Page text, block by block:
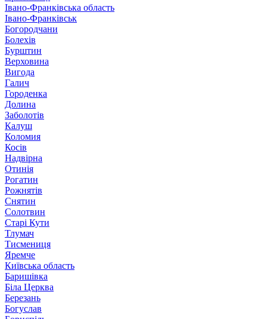
Івано-Франківська область
Івано-Франківськ
Богородчани
Болехів
Бурштин
Верховина
Вигода
Галич
Городенка
Долина
Заболотів
Калуш
Коломия
Косів
Надвірна
Отинія
Рогатин
Рожнятів
Снятин
Солотвин
Старі Кути
Тлумач
Тисмениця
Яремче
Київська область
Баришівка
Біла Церква
Березань
Богуслав